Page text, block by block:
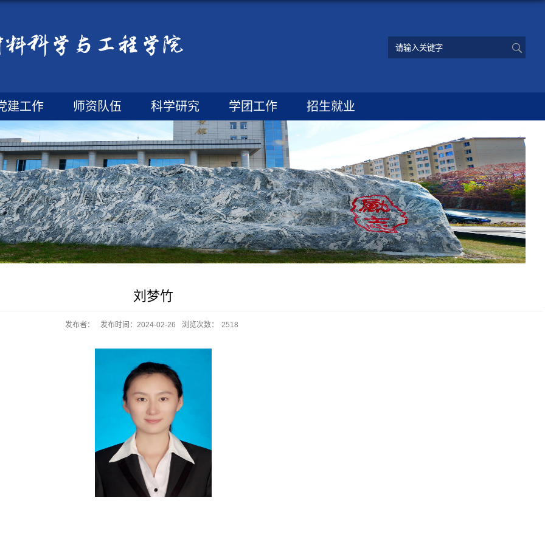
建工作 师资队伍 科学研究 学团工作 招生就业
刘梦竹
发布者： 发布时间：2024-02-26 浏览次数： 2518